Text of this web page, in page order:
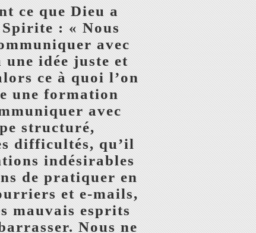
ce que Dieu a
: « Nous
avec
une idée juste et
ce à quoi l’on
une formation
avec
structuré,
difficultés, qu’il
indésirables
de pratiquer en
et e-mails,
mauvais esprits
Nous ne